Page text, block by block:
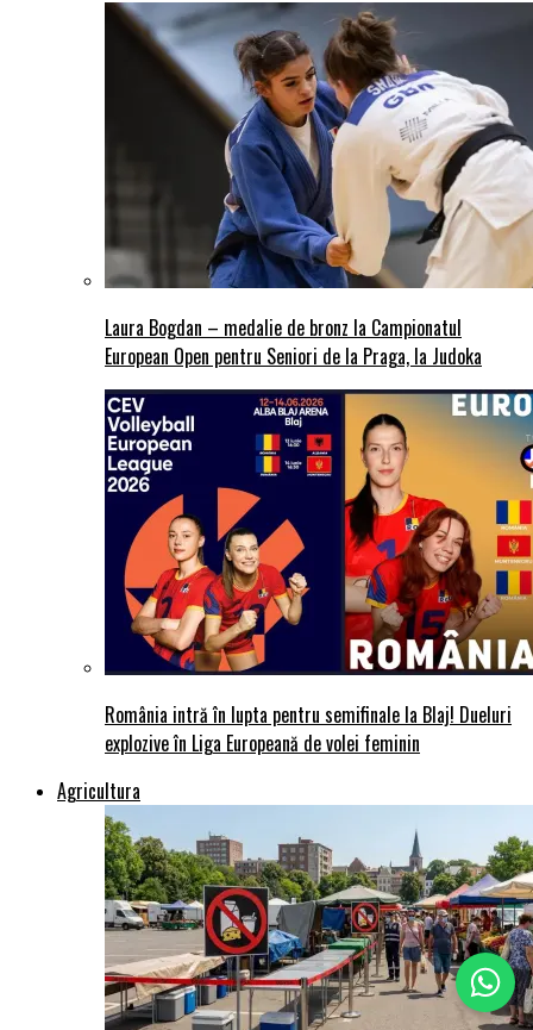
Laura Bogdan – medalie de bronz la Campionatul
European Open pentru Seniori de la Praga, la Judoka
România intră în lupta pentru semifinale la Blaj! Dueluri
explozive în Liga Europeană de volei feminin
Agricultura